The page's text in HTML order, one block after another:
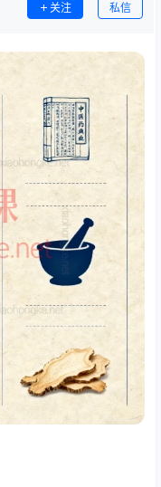
关注 私信